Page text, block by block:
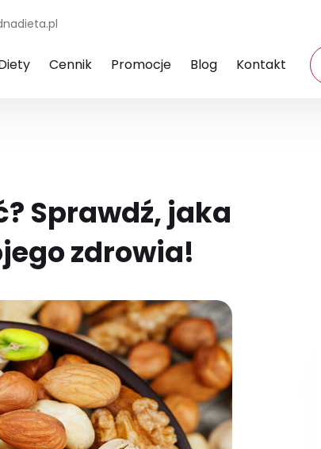
Cennik Promocje Blog Kontakt
Sprawdź, jaka
zdrowia!